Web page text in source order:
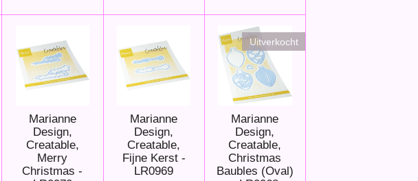
Marianne
Design,
Creatable,
Merry
Christmas -
Marianne
Design,
Creatable,
Fijne Kerst -
LR0969
Uitverkocht
Marianne
Design,
Creatable,
Christmas
Baubles (Oval)